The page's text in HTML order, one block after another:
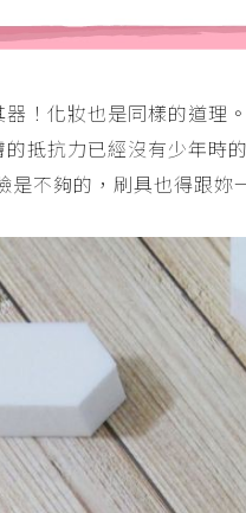
！化妝也是同樣的道理
抵抗力已經沒有少年時
是不夠的，刷具也得跟妳